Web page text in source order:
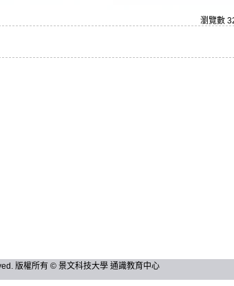
瀏覽數
版權所有 © 景文科技大學 通識教育中心